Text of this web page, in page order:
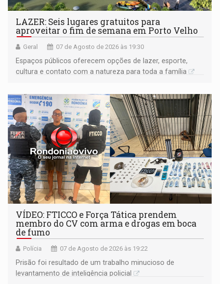
LAZER: Seis lugares gratuitos para
aproveitar o fim de semana em Porto Velho
Geral 07 de Agosto de 2026 às 19:30
Espaços públicos oferecem opções de lazer, esporte,
cultura e contato com a natureza para toda a família
VÍDEO: FTICCO e Força Tática prendem
membro do CV com arma e drogas em boca
de fumo
Polícia 07 de Agosto de 2026 às 19:22
Prisão foi resultado de um trabalho minucioso de
levantamento de inteligência policial